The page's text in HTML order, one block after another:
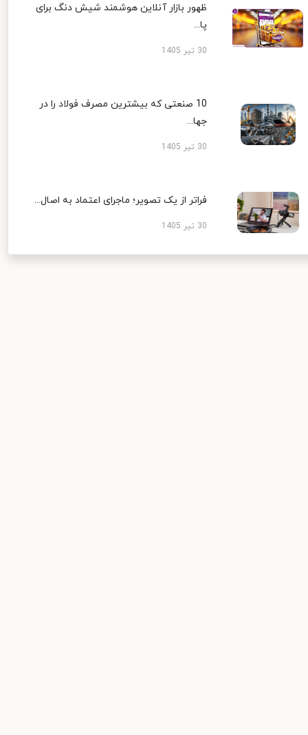
ظهور بازار آنلاین هوشمند شیش دنگ برای
پا...
30 تیر 1405
10 صنعتی که بیشترین مصرف فولاد را در
جها...
30 تیر 1405
فراتر از یک تصویر؛ ماجرای اعتماد به اصال...
30 تیر 1405